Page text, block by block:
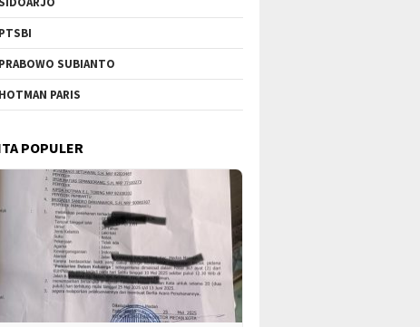
PTSBI
PRABOWO SUBIANTO
HOTMAN PARIS
POPULER